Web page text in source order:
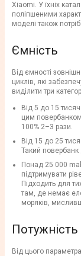
Xiaomi. У їхніх
поліпшеними
моделі також
Ємність
Від ємності
циклів, які
виділити три
Від 5 до 15
цим
100% 2–3 рази.
Від 15 до 25
Такий повербанк
Понад 25 000
підтримувати
Підходить для
там, де немає
моряків,
Потужність
Від цього